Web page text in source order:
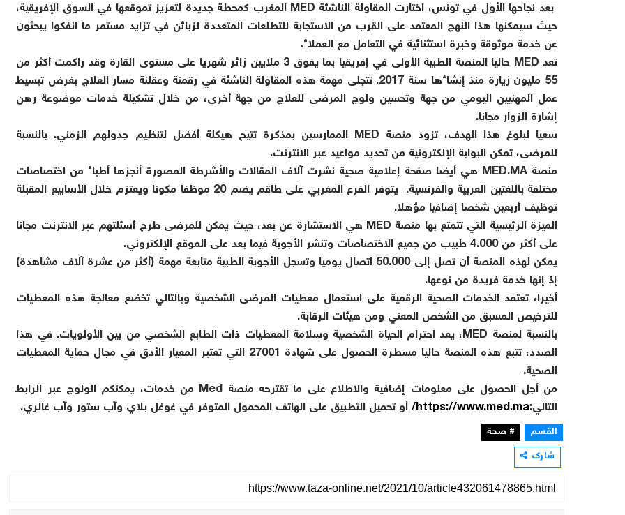
بعد نجاحها الأول في تونس، اختارت المقاولة الناشئة MED المغرب كمحطة جديدة لتعزيز تموقعها في السوق الإفريقية،
حيث سيمكنها هذا النهج المعتمد على القرب من الاستجابة للتطلعات المتعددة لزبائن في تزايد مستمر ما انفكوا يبحثون
عن خدمة موثوقة وخبرة استثنائية في التعامل مع العملاء.
تعد MED حاليا المنصة الطبية الأولى في إفريقيا بما يفوق 3 ملايين زائر شهريا على مستوى القارة وقد راكمت أكثر من
55 مليون زيارة منذ إنشاءها سنة 2017. تتجلى مهمة هذه المقاولة الناشئة في رقمنة وعقلنة مسار العلاج بغرض تبسيط
عمل المهنيين اليومي من جهة وتحسين ولوج المرضى للعلاج من جهة أخرى، من خلال تشكيلة خدمات موضوعة رهن
إشارة الزوار مجانا.
سعيا لبلوغ هذا الهدف، تزود منصة MED الممارسين بمذكرة تتيح هيكلة أفضل لتنظيم جدولهم الزمني. بالنسبة
للمرضى، تمكن البوابة الإلكترونية من تحديد مواعيد عبر الانترنت.
منصة MED.MA هي أيضا صفحة إعلامية صحية نشرت آلاف المقالات والأشرطة المصورة أنجزها أطباء من اختصاصات
مختلفة باللغتين العربية والفرنسية. يتوفر الفرع المغربي على طاقم يضم 20 موظفا مكونا ويعتزم خلال الأسابيع المقبلة
توظيف أربعين شخصا إضافيا مؤهلا.
الميزة الرئيسية التي تتمتع بها منصة MED هي الاستشارة عن بعد، حيث يمكن للمرضى طرح أسئلتهم عبر الانترنت مجانا
على أكثر من 4.000 طبيب من جميع الاختصاصات وتنشر الأجوبة فيما بعد على الموقع الإلكتروني.
يمكن لهذه المنصة أن تصل إلى 50.000 اتصال يوميا وتسجل الأجوبة الطبية متابعة مهمة (أكثر من عشرة آلاف مشاهدة)
إذ إنها خدمة فريدة من نوعها.
أخيرا، تعتمد الخدمات الصحية الرقمية على استعمال معطيات المرضى الشخصية وبالتالي تخضع معالجة هذه المعطيات
للترخيص المسبق من الشخص المعني ومن هيئات الرقابة.
بالنسبة لمنصة MED، يعد احترام الحياة الشخصية وسلامة المعطيات ذات الطابع الشخصي من بين الأولويات. في هذا
الصدد، تتبع هذه المنصة حاليا مسطرة الحصول على شهادة 27001 التي تعتبر المعيار الأدق في مجال حماية المعطيات
الصحية.
من أجل الحصول على معلومات إضافية والاطلاع على ما تقترحه منصة Med من خدمات، يمكنكم الولوج عبر الرابط
التالي:https://www.med.ma/ أو تحميل التطبيق على الهاتف المحمول المتوفر في غوغل بلاي وآب ستور وآب غالري.
القسم
# صحة
شارك